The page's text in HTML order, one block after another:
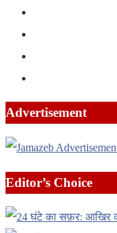
Advertisement
Editor’s Choice